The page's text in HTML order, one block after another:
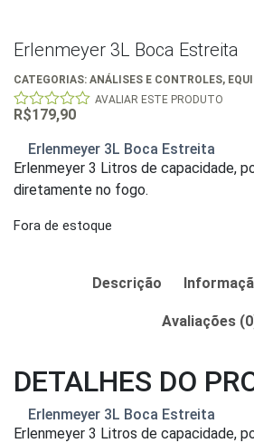
Erlenmeyer 3L Boca Estreita
CATEGORIAS: ANÁLISES E CONTROLES,
0
5
AVALIAR ESTE PRODUTO
R$179,90
Erlenmeyer 3L Boca Estreita
Erlenmeyer 3 Litros de capacidade,
diretamente no fogo.
Fora de estoque
Descrição
Avaliações
DETALHES DO
Erlenmeyer 3L Boca Estreita
Erlenmeyer 3 Litros de capacidade,